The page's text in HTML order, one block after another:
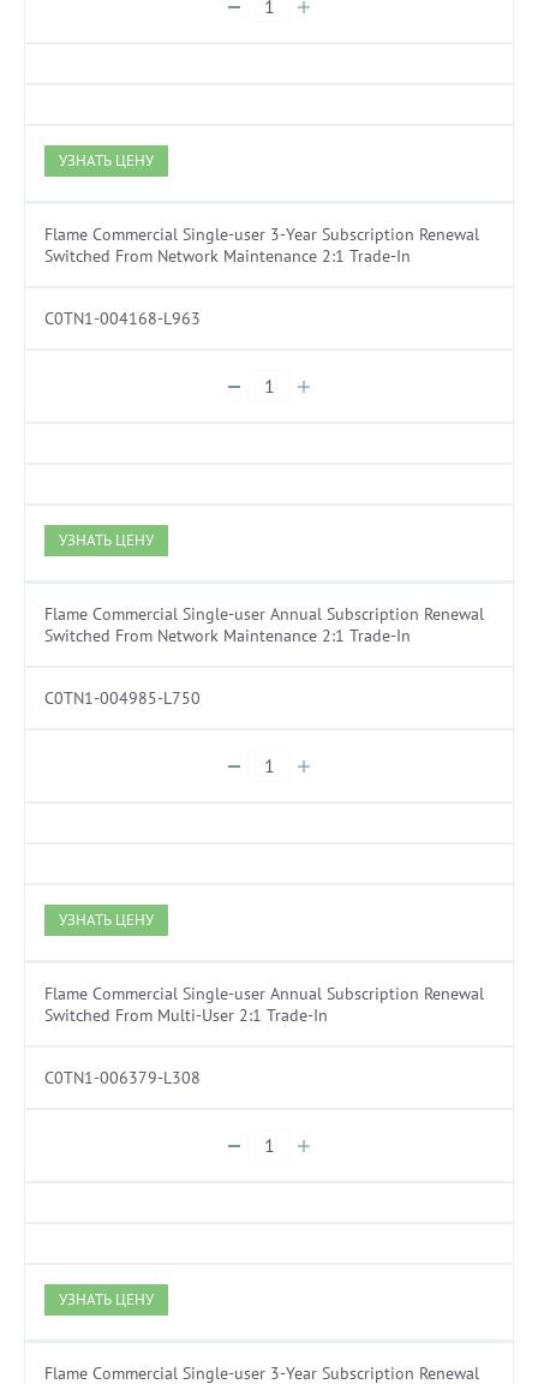
УЗНАТЬ ЦЕНУ
Flame Commercial Single-user 3-Year Subscription Renewal
Switched From Network Maintenance 2:1 Trade-In
C0TN1-004168-L963
УЗНАТЬ ЦЕНУ
Flame Commercial Single-user Annual Subscription Renewal
Switched From Network Maintenance 2:1 Trade-In
C0TN1-004985-L750
УЗНАТЬ ЦЕНУ
Flame Commercial Single-user Annual Subscription Renewal
Switched From Multi-User 2:1 Trade-In
C0TN1-006379-L308
УЗНАТЬ ЦЕНУ
Flame Commercial Single-user 3-Year Subscription Renewal